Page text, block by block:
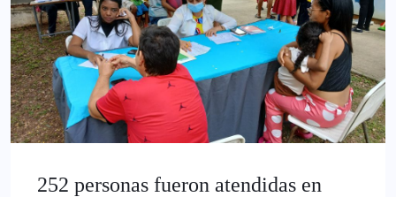
252 personas fueron atendidas en